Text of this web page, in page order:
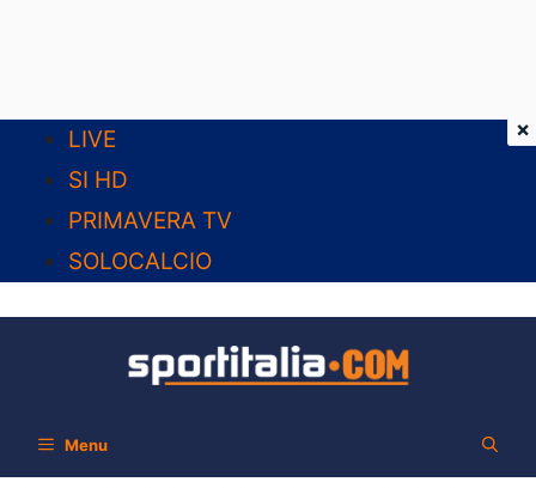
contenuto
LIVE
SI HD
PRIMAVERA TV
SOLOCALCIO
Menu
×